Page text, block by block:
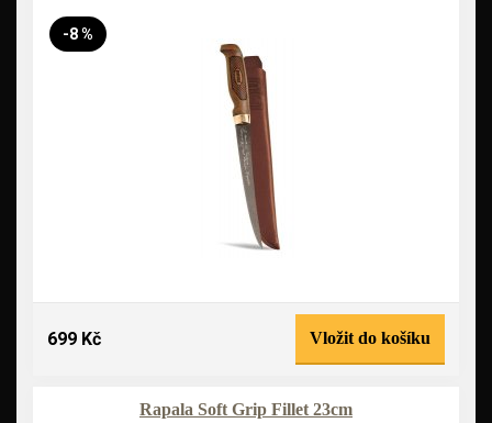
-8 %
699 Kč Vložit do košíku
Rapala Soft Grip Fillet 23cm